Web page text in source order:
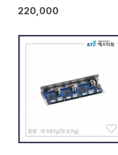
220,000